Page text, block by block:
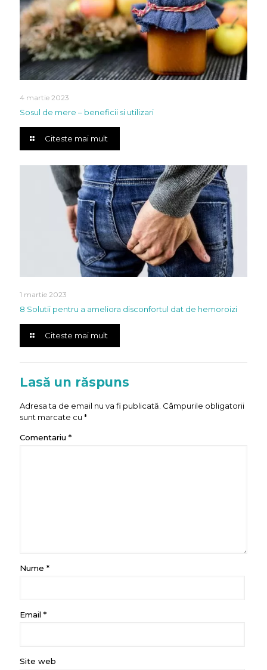
4 martie 2023
Sosul de mere – beneficii si utilizari
Citeste mai mult
1 martie 2023
8 Solutii pentru a ameliora disconfortul dat de hemoroizi
Citeste mai mult
Lasă un răspuns
Adresa ta de email nu va fi publicată. Câmpurile obligatorii
sunt marcate cu *
Comentariu *
Nume *
Email *
Site web